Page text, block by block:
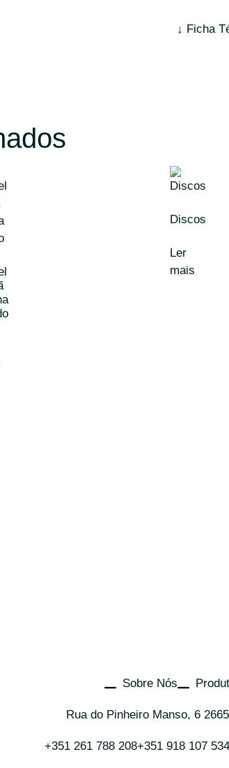
↓ Ficha
Discos
Ler
mais
Sobre Nós
Rua do Pinheiro Manso, 6
+351 261 788 208+351 918 107 534